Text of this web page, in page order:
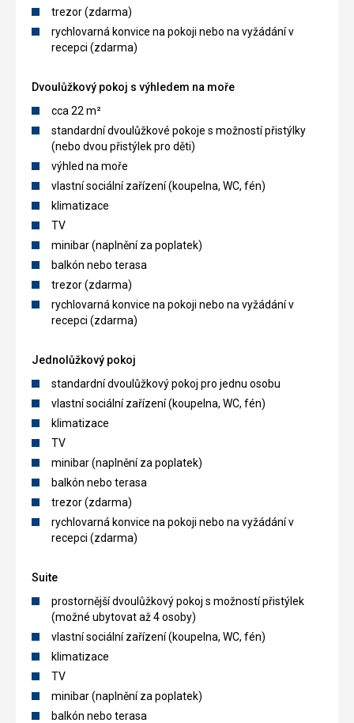
trezor (zdarma)
rychlovarná konvice na pokoji nebo na vyžádání v
recepci (zdarma)
Dvoulůžkový pokoj s výhledem na moře
cca 22 m²
standardní dvoulůžkové pokoje s možností přistýlky
(nebo dvou přistýlek pro děti)
výhled na moře
vlastní sociální zařízení (koupelna, WC, fén)
klimatizace
TV
minibar (naplnění za poplatek)
balkón nebo terasa
trezor (zdarma)
rychlovarná konvice na pokoji nebo na vyžádání v
recepci (zdarma)
Jednolůžkový pokoj
standardní dvoulůžkový pokoj pro jednu osobu
vlastní sociální zařízení (koupelna, WC, fén)
klimatizace
TV
minibar (naplnění za poplatek)
balkón nebo terasa
trezor (zdarma)
rychlovarná konvice na pokoji nebo na vyžádání v
recepci (zdarma)
Suite
prostornější dvoulůžkový pokoj s možností přistýlek
(možné ubytovat až 4 osoby)
vlastní sociální zařízení (koupelna, WC, fén)
klimatizace
TV
minibar (naplnění za poplatek)
balkón nebo terasa